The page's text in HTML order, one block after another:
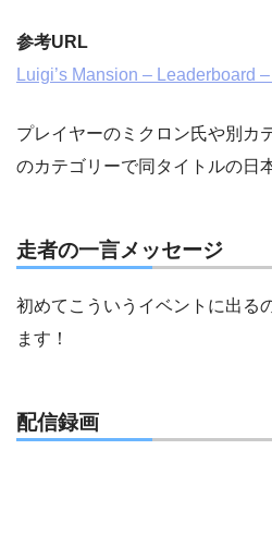
参考URL
Luigi’s Mansion – Leaderboard
プレイヤーのミクロン氏や別カ
のカテゴリーで同タイトルの日
走者の一言メッセージ
初めてこういうイベントに出る
ます！
配信録画